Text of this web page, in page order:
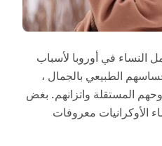
النساء في أوروبا لأسباب
الطبيعي بالجمال ،
المستقلة واتزانهم. بغض
الأوكرانيات معروفات